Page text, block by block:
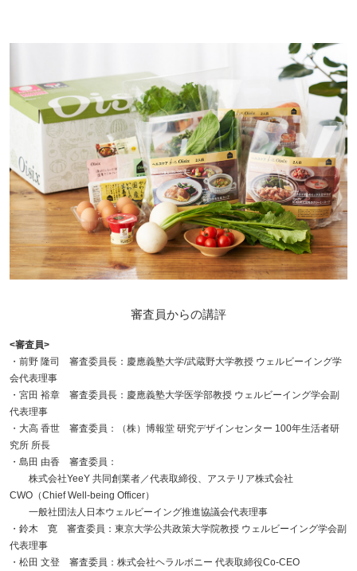
審査員からの講評
<審査員>
・前野 隆司 審査委員長：慶應義塾大学/武蔵野大学教授 ウェルビーイング学
会代表理事
・宮田 裕章 審査委員長：慶應義塾大学医学部教授 ウェルビーイング学会副
代表理事
・大高 香世 審査委員：（株）博報堂 研究デザインセンター 100年生活者研
究所 所長
・島田 由香 審査委員：
株式会社YeeY 共同創業者／代表取締役、アステリア株式会社
CWO（Chief Well-being Officer）
一般社団法人日本ウェルビーイング推進協議会代表理事
・鈴木 寛 審査委員：東京大学公共政策大学院教授 ウェルビーイング学会副
代表理事
・松田 文登 審査委員：株式会社ヘラルボニー 代表取締役Co-CEO